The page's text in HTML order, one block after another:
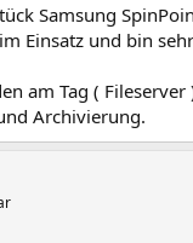
Samsung
Einsatz und bin
am Tag ( Fileserver
Archivierung.